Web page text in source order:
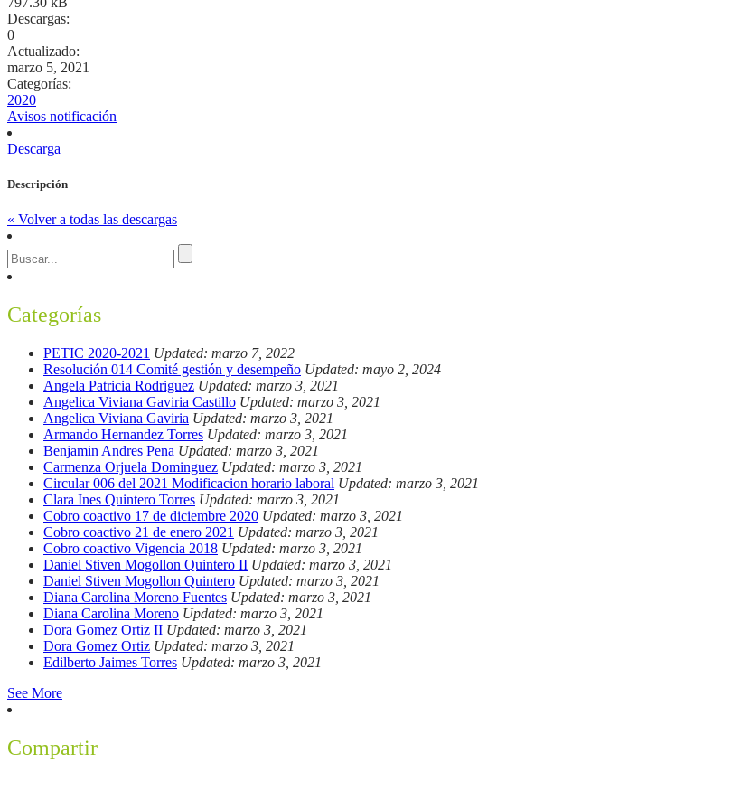
Descargas:
0
Actualizado:
marzo 5, 2021
Categorías:
2020
Avisos notificación
Descarga
Descripción
« Volver a todas las descargas
Categorías
PETIC 2020-2021 Updated: marzo 7, 2022
Resolución 014 Comité gestión y desempeño Updated: mayo 2, 2024
Angela Patricia Rodriguez Updated: marzo 3, 2021
Angelica Viviana Gaviria Castillo Updated: marzo 3, 2021
Angelica Viviana Gaviria Updated: marzo 3, 2021
Armando Hernandez Torres Updated: marzo 3, 2021
Benjamin Andres Pena Updated: marzo 3, 2021
Carmenza Orjuela Dominguez Updated: marzo 3, 2021
Circular 006 del 2021 Modificacion horario laboral Updated: marzo 3, 2021
Clara Ines Quintero Torres Updated: marzo 3, 2021
Cobro coactivo 17 de diciembre 2020 Updated: marzo 3, 2021
Cobro coactivo 21 de enero 2021 Updated: marzo 3, 2021
Cobro coactivo Vigencia 2018 Updated: marzo 3, 2021
Daniel Stiven Mogollon Quintero II Updated: marzo 3, 2021
Daniel Stiven Mogollon Quintero Updated: marzo 3, 2021
Diana Carolina Moreno Fuentes Updated: marzo 3, 2021
Diana Carolina Moreno Updated: marzo 3, 2021
Dora Gomez Ortiz II Updated: marzo 3, 2021
Dora Gomez Ortiz Updated: marzo 3, 2021
Edilberto Jaimes Torres Updated: marzo 3, 2021
See More
Compartir